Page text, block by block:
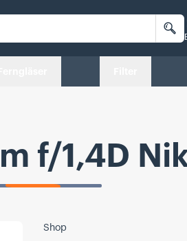
f/1,4D
Shop